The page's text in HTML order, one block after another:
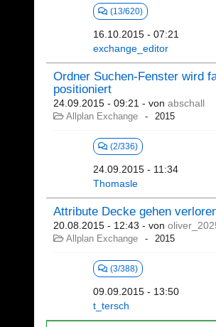
(13/620)
16.10.2015 - 07:21
exchange_editor
Ordner Suchen-Fenster wird
positioniert
24.09.2015 - 09:21 - von abschall
Allplan Exchange 2015
(2/336)
24.09.2015 - 11:34
Thomasle
Attribute Decke gehen
20.08.2015 - 12:43 - von
Allplan Exchange 2015
(3/388)
09.09.2015 - 13:50
t_tersch